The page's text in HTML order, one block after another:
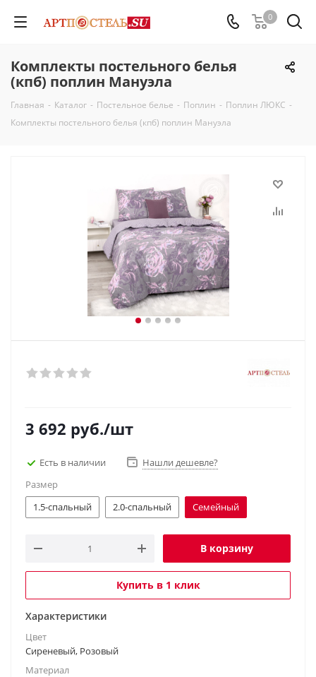
0
Комплекты постельного белья
(кпб) поплин Мануэла
Главная - Каталог - Постельное белье - Поплин - Поплин ЛЮКС -
Комплекты постельного белья (кпб) поплин Мануэла
3 692 руб./шт
Есть в наличии
Нашли дешевле?
Размер
1.5-спальный
2.0-спальный Семейный
В корзину
Купить в 1 клик
Характеристики
Цвет
Сиреневый, Розовый
Материал